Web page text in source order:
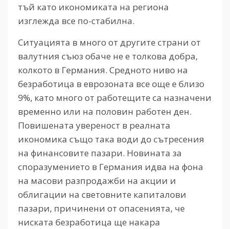
тъй като икономиката на региона
изглежда все по-стабилна.
Ситуацията в много от другите страни от
валутния съюз обаче не е толкова добра,
колкото в Германия. Средното ниво на
безработица в еврозоната все още е близо
9%, като много от работещите са назначени
временно или на половин работен ден.
Повишената увереност в реалната
икономика също така води до сътресения
на финансовите пазари. Новината за
споразумението в Германия идва на фона
на масови разпродажби на акции и
облигации на световните капиталови
пазари, причинени от опасенията, че
ниската безработица ще накара